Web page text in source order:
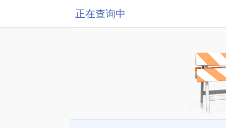
正在查询中